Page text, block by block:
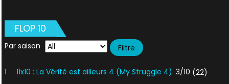
FLOP 10
Par saison
1 11x10 : La Vérité est ailleurs 4 (My Struggle 4) 3/10 (22)